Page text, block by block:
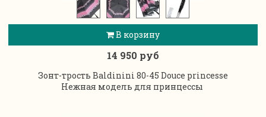
В корзину
14 950 руб
Зонт-трость Baldinini 80-45 Douce princesse
Нежная модель для принцессы